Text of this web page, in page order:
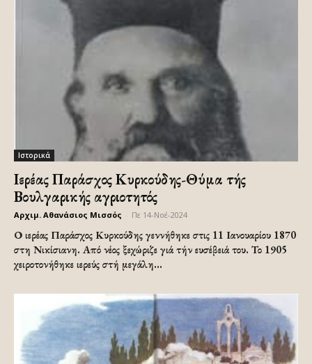
Ιστορικά
Ιερέας Παράσχος Κυρκούδης-Θύμα τής
Βουλγαρικής αγριοτητός
Αρχιμ. Αθανάσιος Μισσός Πε 14-Νοέ-2024
Ο ιερέας Παράσχος Κυρκούδης γεννήθηκε στις 11 Ιανουαρίου 1870
στη Νικίσιανη. Από νέος ξεχώριζε γιά τήν ευσέβειά του. Το 1905
χειροτονήθηκε ιερεύς στή μεγάλη...